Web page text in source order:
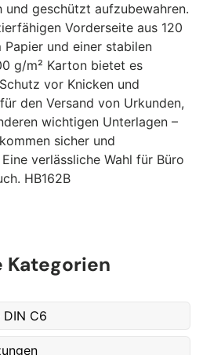
*
und geschützt aufzubewahren.
Vorderseite aus 120
Papier und einer stabilen
g/m² Karton bietet es
vor Knicken und
den Versand von Urkunden,
wichtigen Unterlagen –
sicher und
verlässliche Wahl für Büro
HB162B
Kategorien
DIN C6